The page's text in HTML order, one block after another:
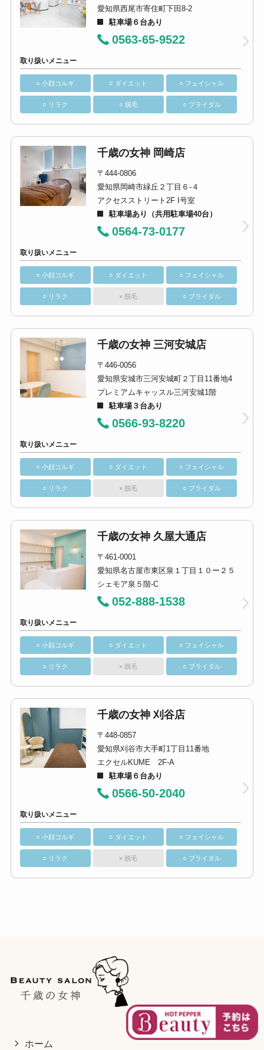
愛知県西尾市寄住町下田8-2
駐車場６台あり
0563-65-9522
取り扱いメニュー
○ 小顔コルギ ○ ダイエット ○ フェイシャル
○ リラク ○ 脱毛 ○ ブライダル
千歳の女神 岡崎店
〒444-0806
愛知県岡崎市緑丘２丁目６-４
アクセスストリート2F I号室
駐車場あり（共用駐車場40台）
0564-73-0177
取り扱いメニュー
○ 小顔コルギ ○ ダイエット ○ フェイシャル
○ リラク × 脱毛 ○ ブライダル
千歳の女神 三河安城店
〒446-0056
愛知県安城市三河安城町２丁目11番地4
プレミアムキャッスル三河安城1階
駐車場３台あり
0566-93-8220
取り扱いメニュー
○ 小顔コルギ ○ ダイエット ○ フェイシャル
○ リラク × 脱毛 ○ ブライダル
千歳の女神 久屋大通店
〒461-0001
愛知県名古屋市東区泉１丁目１０ー２５
シェモア泉５階-C
052-888-1538
取り扱いメニュー
○ 小顔コルギ ○ ダイエット ○ フェイシャル
○ リラク × 脱毛 ○ ブライダル
千歳の女神 刈谷店
〒448-0857
愛知県刈谷市大手町1丁目11番地
エクセルKUME 2F-A
駐車場６台あり
0566-50-2040
取り扱いメニュー
○ 小顔コルギ ○ ダイエット ○ フェイシャル
○ リラク × 脱毛 ○ ブライダル
ホーム